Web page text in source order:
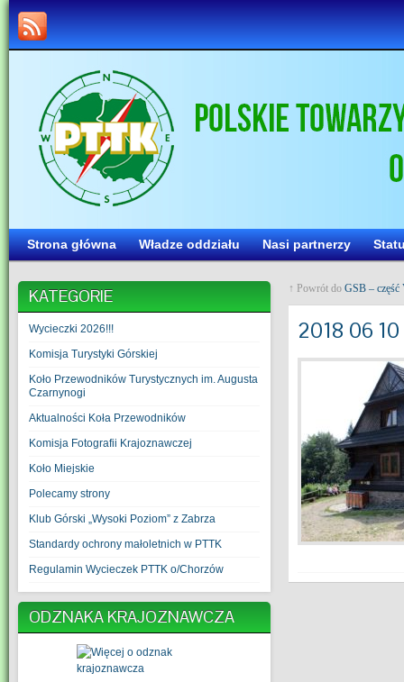
Strona główna Władze oddziału Nasi partnerzy
KATEGORIE
Wycieczki 2026!!!
Komisja Turystyki Górskiej
Koło Przewodników Turystycznych im. Augusta
Czarnynogi
Aktualności Koła Przewodników
Komisja Fotografii Krajoznawczej
Koło Miejskie
Polecamy strony
Klub Górski „Wysoki Poziom” z Zabrza
Standardy ochrony małoletnich w PTTK
Regulamin Wycieczek PTTK o/Chorzów
ODZNAKA KRAJOZNAWCZA
↑ Powrót do GSB –
2018 06